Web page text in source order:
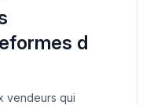
d
vendeurs qui